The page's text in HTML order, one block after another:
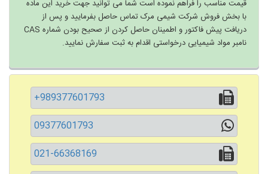
قیمت مناسب را فراهم نموده است شما می توانید جهت خرید این ماده
با بخش فروش شرکت شیمی مرک تماس حاصل بفرمایید و پس از
دریافت پیش فاکتور و اطمینان حاصل کردن از صحیح بودن شماره CAS
نامبر مواد شیمیایی درخواستی اقدام به ثبت سفارش نمایید.
+989377601793
09377601793
021-66368169